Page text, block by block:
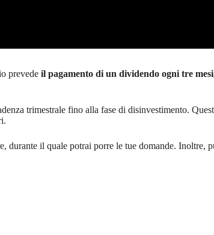
prevede il pagamento di un dividendo ogni tre
trimestrale fino alla fase di disinvestimento.
durante il quale potrai porre le tue domande. Inoltre,